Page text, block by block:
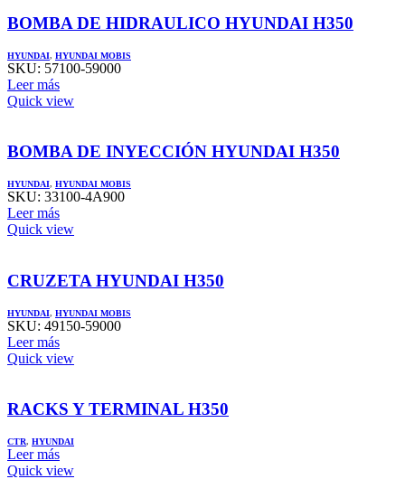
BOMBA DE HIDRAULICO HYUNDAI H350
HYUNDAI, HYUNDAI MOBIS
SKU: 57100-59000
Leer más
Quick view
BOMBA DE INYECCIÓN HYUNDAI H350
HYUNDAI, HYUNDAI MOBIS
SKU: 33100-4A900
Leer más
Quick view
CRUZETA HYUNDAI H350
HYUNDAI, HYUNDAI MOBIS
SKU: 49150-59000
Leer más
Quick view
RACKS Y TERMINAL H350
CTR, HYUNDAI
Leer más
Quick view